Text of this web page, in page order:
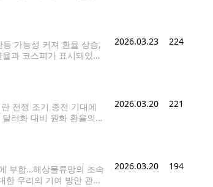
가능성 커져 환율 상승,
과 코스피가 표시돼있다.
2026.03.23 224
전쟁 조기 종전 기대에
러화 대비 원화 환율의
2026.03.20 221
부합…해상물류망의 조속
우리의 기여 방안 관련
2026.03.20 194